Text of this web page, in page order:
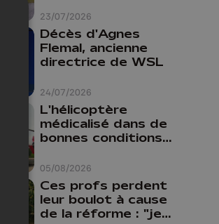
23/07/2026
24/07/2026
Décès d'Agnes
Flemal, ancienne
directrice de WSL
05/08/2026
L'hélicoptère
médicalisé dans de
bonnes conditions à
Ces profs perdent
leur boulot à cause
de la réforme : "je